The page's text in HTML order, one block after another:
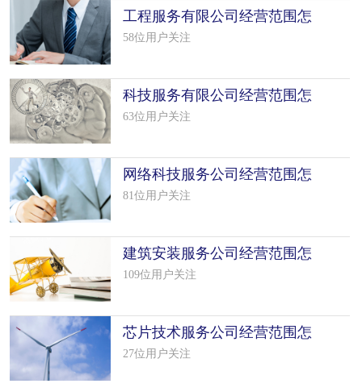
工程服务有限公司经营范围怎
么填写（50个模板）
58位用户关注
科技服务有限公司经营范围怎
么填写（50个模板）
63位用户关注
网络科技服务公司经营范围怎
么填写（29个模板）
81位用户关注
建筑安装服务公司经营范围怎
么填写（50个模板）
109位用户关注
芯片技术服务公司经营范围怎
么填写（50个模板）
27位用户关注